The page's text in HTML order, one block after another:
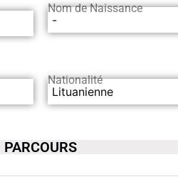
Nom de Naissance
-
Nationalité
Lituanienne
PARCOURS